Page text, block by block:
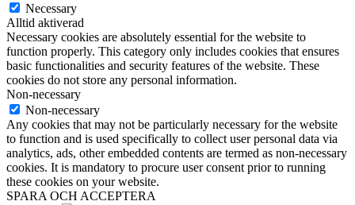
Necessary
Alltid aktiverad
Necessary cookies are absolutely essential for the website to
function properly. This category only includes cookies that ensures
basic functionalities and security features of the website. These
cookies do not store any personal information.
Non-necessary
Non-necessary
Any cookies that may not be particularly necessary for the website
to function and is used specifically to collect user personal data via
analytics, ads, other embedded contents are termed as non-necessary
cookies. It is mandatory to procure user consent prior to running
these cookies on your website.
SPARA OCH ACCEPTERA